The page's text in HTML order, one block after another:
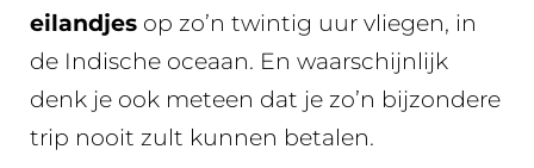
eilandjes op zo’n twintig uur vliegen, in
de Indische oceaan. En waarschijnlijk
denk je ook meteen dat je zo’n bijzondere
trip nooit zult kunnen betalen.